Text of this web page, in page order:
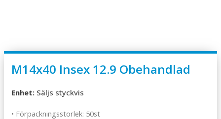
M14x40 Insex 12.9 Obehandlad
Enhet: Säljs styckvis
• Förpackningsstorlek: 50st